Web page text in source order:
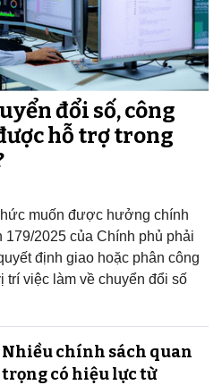
đổi số, công
hỗ trợ trong
muốn được hưởng chính
2025 của Chính phủ phải
định giao hoặc phân công
trí việc làm về chuyển đổi số
Nhiều chính sách quan
trọng có hiệu lực từ